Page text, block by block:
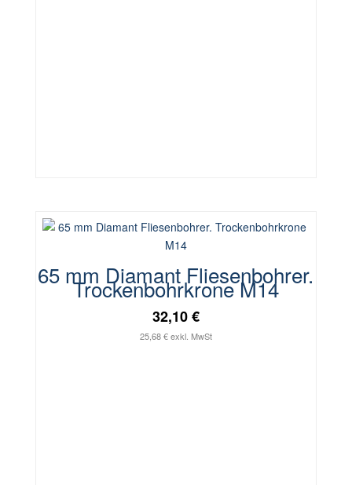
65 mm Diamant Fliesenbohrer.
Trockenbohrkrone M14
32,10 €
25,68 € exkl. MwSt